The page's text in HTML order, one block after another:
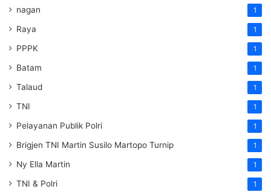
nagan 1
Raya 1
PPPK 1
Batam 1
Talaud 1
TNI 1
Pelayanan Publik Polri 1
Brigjen TNI Martin Susilo Martopo Turnip 1
Ny Ella Martin 1
TNI & Polri 1